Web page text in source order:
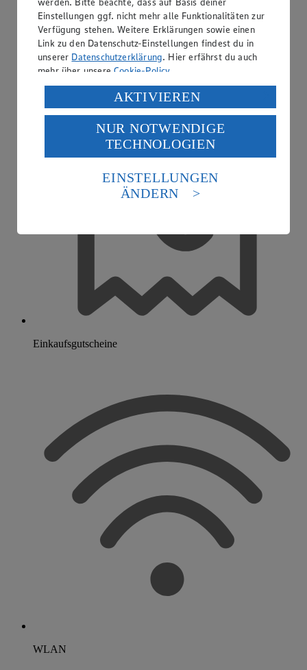
Kreditkarte akzeptiert
Einkaufsgutscheine
WLAN
Einstellungen ggf. nicht mehr alle Funktionalitäten zur
Verfügung stehen. Weitere Erklärungen sowie einen
Link zu den Datenschutz-Einstellungen findest du in
unserer Datenschutzerklärung. Hier erfährst du auch
mehr über unsereCookie-Policy.
Verarbeitung deiner personenbezogenen Daten in den
USA durch Facebook und YouTube:
Wenn du auf „Aktivieren“ klickst, willigst du im Sinne
des Art. 49 Abs. 1 Satz 1 lit. a) DSGVO ein, dass deine
Daten in den USA verarbeitet werden. Der EuGH sieht
die USA als Land mit einem nach europäischen
Standards nicht angemessenen Datenschutzniveau an.
Es besteht das Risiko eines Zugriffs durch US-
Informationen zum Herausgeber der Seite findest du
AKTIVIEREN
NUR NOTWENDIGE
TECHNOLOGIEN
EINSTELLUNGEN
ÄNDERN